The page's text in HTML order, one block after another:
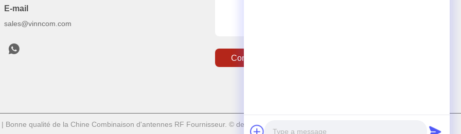
E-mail
sales@vinncom.com
Contact Usa
Bonne qualité de la Chine Combinaison d'antennes RF Fournisseur. © de Copyright 2023-2026 HeFei Vinncom Electronic Technology